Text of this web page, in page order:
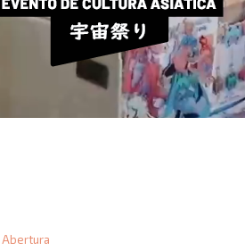
Abertura